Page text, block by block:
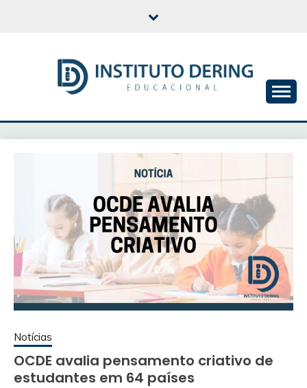
INSTITUTO DERING
EDUCACIONAL
Notícias
OCDE avalia pensamento criativo de
estudantes em 64 países